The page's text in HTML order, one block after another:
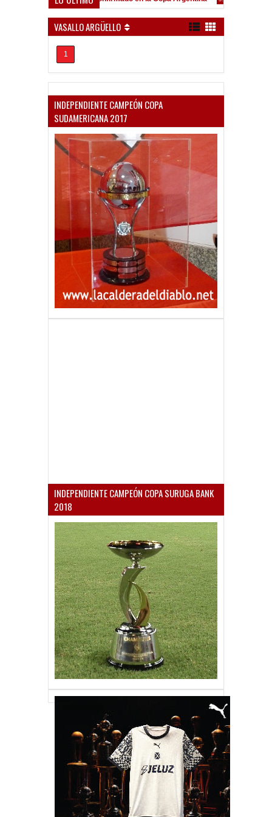
VASALLO ARGÜELLO
1
INDEPENDIENTE CAMPEÓN COPA
SUDAMERICANA 2017
INDEPENDIENTE CAMPEÓN COPA SURUGA BANK
2018